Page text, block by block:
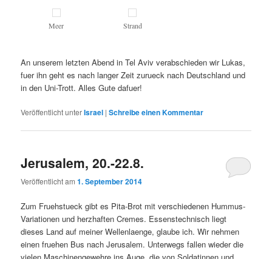
Meer Strand
An unserem letzten Abend in Tel Aviv verabschieden wir Lukas,
fuer ihn geht es nach langer Zeit zurueck nach Deutschland und
in den Uni-Trott. Alles Gute dafuer!
Veröffentlicht unterIsrael |Schreibe einen Kommentar
Jerusalem, 20.-22.8.
Veröffentlicht am1. September 2014
Zum Fruehstueck gibt es Pita-Brot mit verschiedenen Hummus-
Variationen und herzhaften Cremes. Essenstechnisch liegt
dieses Land auf meiner Wellenlaenge, glaube ich. Wir nehmen
einen fruehen Bus nach Jerusalem. Unterwegs fallen wieder die